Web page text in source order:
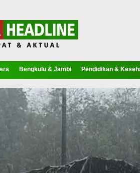
Bengkulu & Jambi Pendidikan &